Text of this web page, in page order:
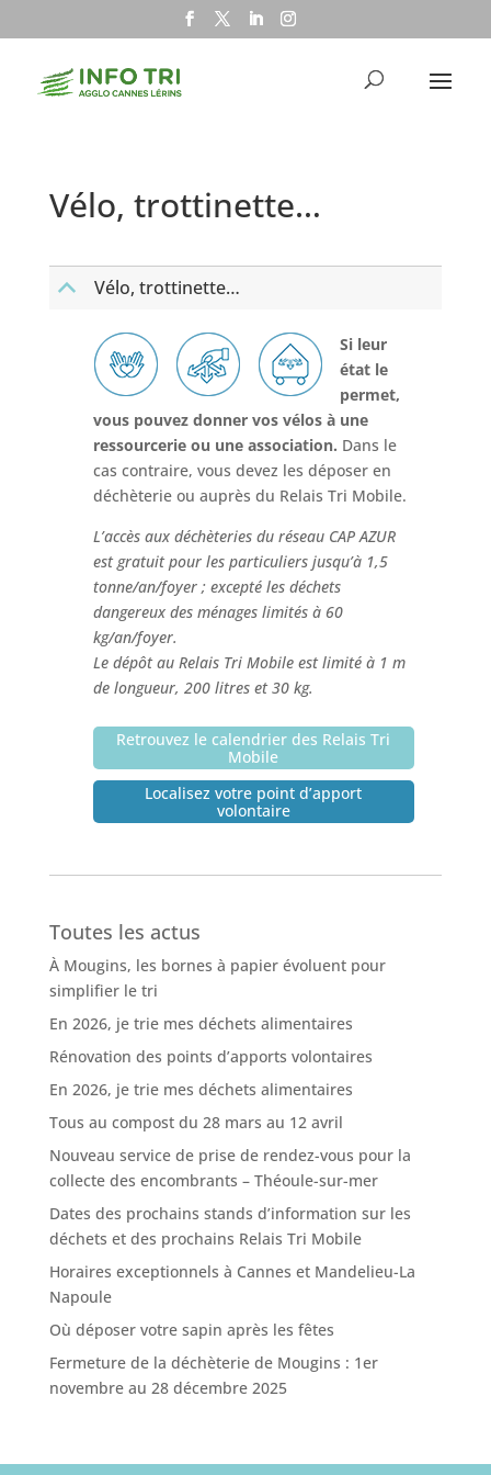
Vélo, trottinette…
B Vélo, trottinette…
Si leur
état le
permet,
vous pouvez donner vos vélos à une
ressourcerie ou une association. Dans le
cas contraire, vous devez les déposer en
déchèterie ou auprès du Relais Tri Mobile.
L’accès aux déchèteries du réseau CAP AZUR
est gratuit pour les particuliers jusqu’à 1,5
tonne/an/foyer ; excepté les déchets
dangereux des ménages limités à 60
kg/an/foyer.
Le dépôt au Relais Tri Mobile est limité à 1 m
de longueur, 200 litres et 30 kg.
Retrouvez le calendrier des Relais Tri
Mobile
Localisez votre point d’apport
volontaire
Toutes les actus
À Mougins, les bornes à papier évoluent pour
simplifier le tri
En 2026, je trie mes déchets alimentaires
Rénovation des points d’apports volontaires
En 2026, je trie mes déchets alimentaires
Tous au compost du 28 mars au 12 avril
Nouveau service de prise de rendez-vous pour la
collecte des encombrants – Théoule-sur-mer
Dates des prochains stands d’information sur les
déchets et des prochains Relais Tri Mobile
Horaires exceptionnels à Cannes et Mandelieu-La
Napoule
Où déposer votre sapin après les fêtes
Fermeture de la déchèterie de Mougins : 1er
novembre au 28 décembre 2025